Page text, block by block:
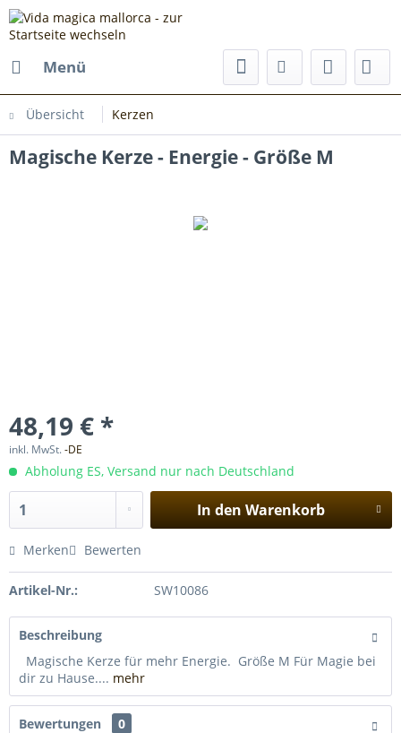
Menü
Übersicht Kerzen
Magische Kerze - Energie - Größe M
48,19 € *
inkl. MwSt.-DE
Abholung ES, Versand nur nach Deutschland
In den Warenkorb
Merken Bewerten
Artikel-Nr.: SW10086
Beschreibung
Magische Kerze für mehr Energie. Größe M Für Magie bei
dir zu Hause.... mehr
Bewertungen
0